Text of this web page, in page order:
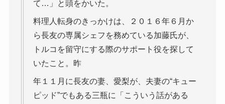
て…」と頭をかいた。
料理人転身のきっかけは、２０１６年６月か
ら長友の専属シェフを務めている加藤氏が、
トルコを留守にする際のサポート役を探して
いたこと。昨
年１１月に長友の妻、愛梨が、夫妻の“キュー
ピッド”でもある三瓶に「こういう話がある